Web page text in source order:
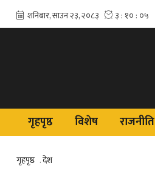
गृहपृष्ठ विशेष राजनीति
गृहपृष्ठ .देश